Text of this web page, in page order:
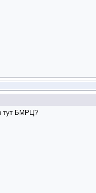
тут БМРЦ?